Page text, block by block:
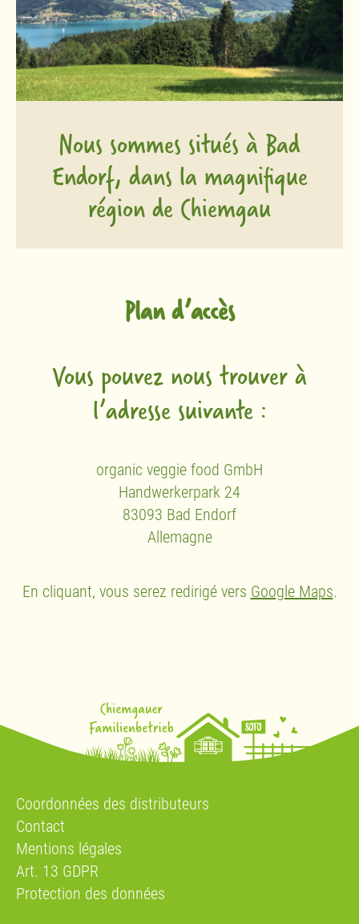
Nous sommes situés à Bad
Endorf, dans la magnifique
région de Chiemgau
Plan d’accès
Vous pouvez nous trouver à
l’adresse suivante :
organic veggie food GmbH
Handwerkerpark 24
83093 Bad Endorf
Allemagne
En cliquant, vous serez redirigé vers Google Maps.
Coordonnées des distributeurs
Contact
Mentions légales
Art. 13 GDPR
Protection des données